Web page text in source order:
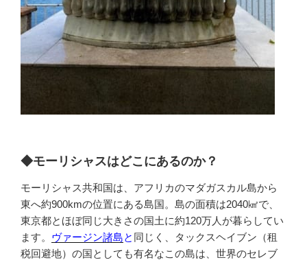
◆モーリシャスはどこにあるのか？
モーリシャス共和国は、アフリカのマダガスカル島から
東へ約900kmの位置にある島国。島の面積は2040㎢で、
東京都とほぼ同じ大きさの国土に約120万人が暮らしてい
ます。 ヴァージン諸島と 同じく、タックスヘイブン（租
税回避地）の国としても有名なこの島は、世界のセレブ